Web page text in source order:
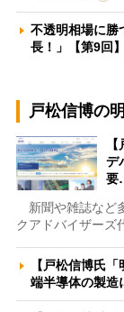
不透明相場に
長！」【第9回】
戸松信博の
デ
要
新聞や雑誌など
クアドバイザーズ
【戸松信博氏
端半導体の製